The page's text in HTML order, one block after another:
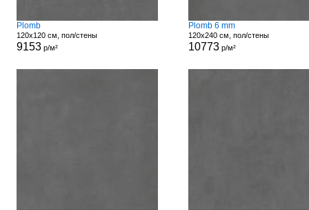
Plomb
120x120 см, пол/стены
9153р/м²
Plomb 6 mm
120x240 см, пол/стены
10773р/м²